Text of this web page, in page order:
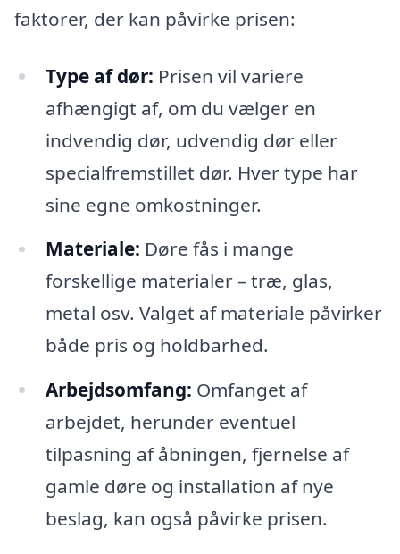
faktorer, der kan påvirke prisen:
Type af dør: Prisen vil variere
afhængigt af, om du vælger en
indvendig dør, udvendig dør eller
specialfremstillet dør. Hver type har
sine egne omkostninger.
Materiale: Døre fås i mange
forskellige materialer – træ, glas,
metal osv. Valget af materiale påvirker
både pris og holdbarhed.
Arbejdsomfang: Omfanget af
arbejdet, herunder eventuel
tilpasning af åbningen, fjernelse af
gamle døre og installation af nye
beslag, kan også påvirke prisen.